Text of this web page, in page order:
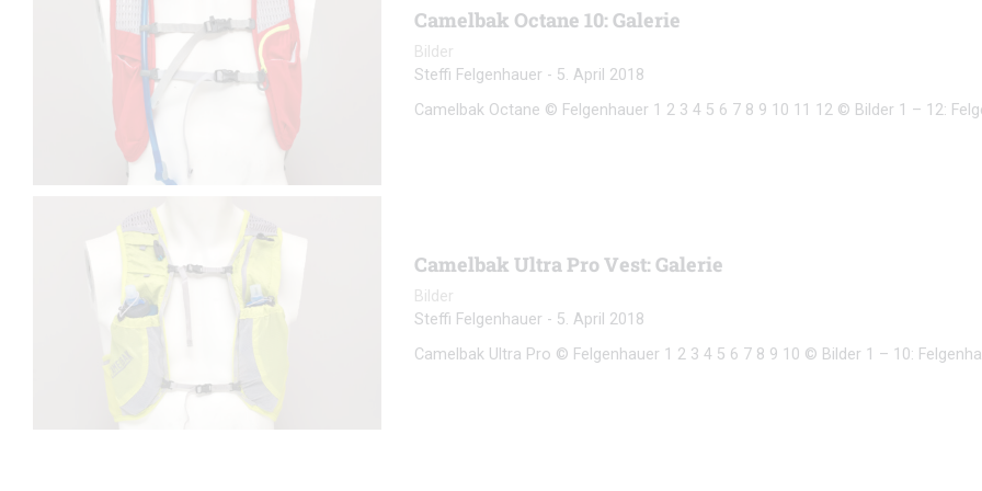
Camelbak Octane 10: Galerie
Bilder
Steffi Felgenhauer - 5. April 2018
Camelbak Octane © Felgenhauer 1 2 3 4 5 6 7 8 9 10 11 12 © Bilder 1 – 12:
Camelbak Ultra Pro Vest: Galerie
Bilder
Steffi Felgenhauer - 5. April 2018
Camelbak Ultra Pro © Felgenhauer 1 2 3 4 5 6 7 8 9 10 © Bilder 1 – 10: